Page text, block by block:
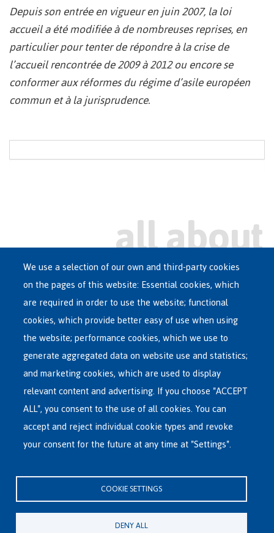
Depuis son entrée en vigueur en juin 2007, la loi
accueil a été modifiée à de nombreuses reprises, en
particulier pour tenter de répondre à la crise de
l’accueil rencontrée de 2009 à 2012 ou encore se
conformer aux réformes du régime d’asile européen
commun et à la jurisprudence.
Main
menu
ASYLUM IN BELGIUM
RECEPTION CENTRES
VOLUNTARY RETURN
INTERNATIONAL
ABOUT FEDASIL
Rue des Chartreux 21 , 1000 Bruxelles
E-mail : info@fedasil.be • T : +32-(0)2-213 44 11 • F : +32-(0)2-213 44 22
Privacy, copyright and disclaimer|Accessibility statement
We use a selection of our own and third-party cookies
on the pages of this website: Essential cookies, which
are required in order to use the website; functional
cookies, which provide better easy of use when using
the website; performance cookies, which we use to
generate aggregated data on website use and statistics;
and marketing cookies, which are used to display
relevant content and advertising. If you choose "ACCEPT
ALL", you consent to the use of all cookies. You can
accept and reject individual cookie types and revoke
your consent for the future at any time at "Settings".
COOKIE SETTINGS
DENY ALL